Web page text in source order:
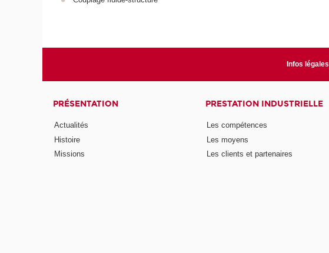
Infos légales
PRÉSENTATION
Actualités
Histoire
Missions
PRESTATION INDUSTRIELLE
Les compétences
Les moyens
Les clients et partenaires